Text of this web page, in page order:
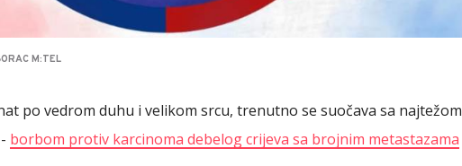
M:TEL
po vedrom duhu i velikom srcu, trenutno se suočava sa najtežom
borbom protiv karcinoma debelog crijeva sa brojnim metastazama